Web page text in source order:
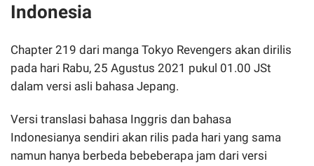
Indonesia
Chapter 219 dari manga Tokyo Revengers akan dirilis
pada hari Rabu, 25 Agustus 2021 pukul 01.00 JSt
dalam versi asli bahasa Jepang.
Versi translasi bahasa Inggris dan bahasa
Indonesianya sendiri akan rilis pada hari yang sama
namun hanya berbeda bebeberapa jam dari versi